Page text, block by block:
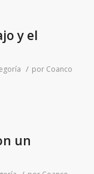
y el
/ por Coanco
un